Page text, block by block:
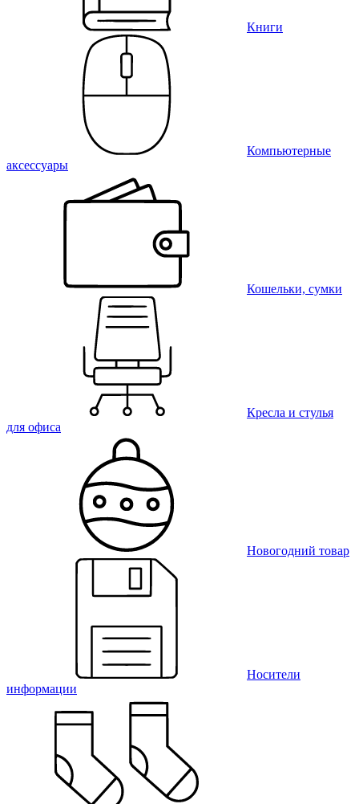
Книги
Компьютерные
аксессуары
Кошельки, сумки
Кресла и стулья
для офиса
Новогодний товар
Носители
информации